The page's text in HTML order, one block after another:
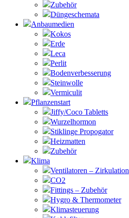
Zubehör
Düngeschemata
Anbaumedien
Kokos
Erde
Leca
Perlit
Bodenverbesserung
Steinwolle
Vermiculit
Pflanzenstart
Jiffy/Coco Tabletts
Wurzelhormon
Stiklinge Propogator
Heizmatten
Zubehör
Klima
Ventilatoren – Zirkulation
CO2
Fittings – Zubehör
Hygro & Thermometer
Klimasteuerung